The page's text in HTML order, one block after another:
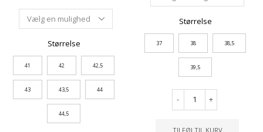
Størrelse
41 42 42,5
43 43,5 44
44,5
Størrelse
37 38 38,5
39,5
- +
TILFØJ TIL KURV